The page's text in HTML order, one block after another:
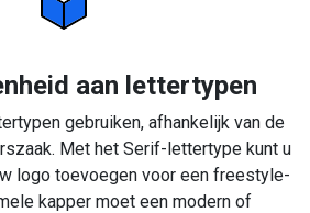
aan lettertypen
gebruiken, afhankelijk van de
Met het Serif-lettertype kunt u
logo toevoegen voor een freestyle-
kapper moet een modern of